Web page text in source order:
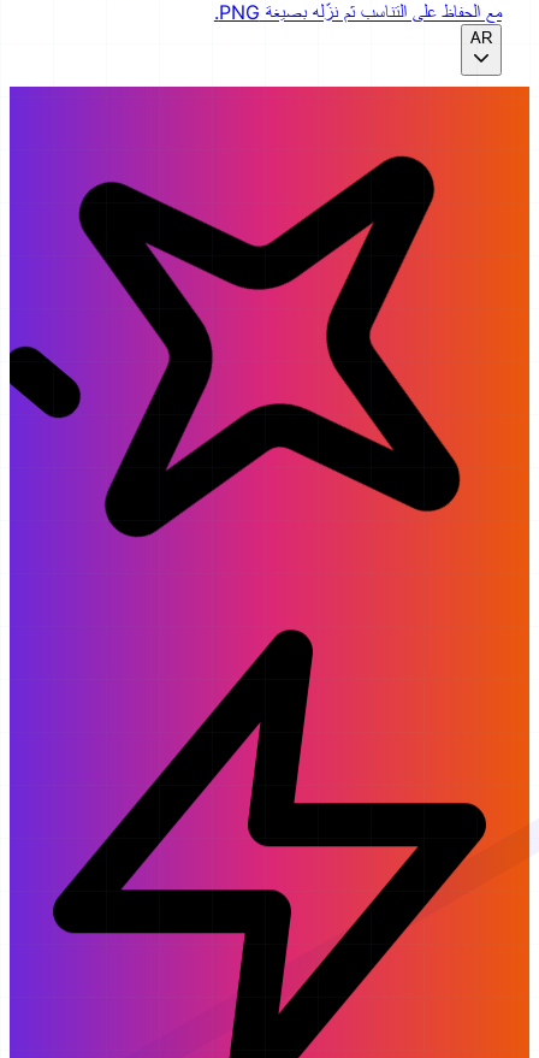
مع الحفاظ على التناسب ثم نزّله بصيغة PNG.
AR